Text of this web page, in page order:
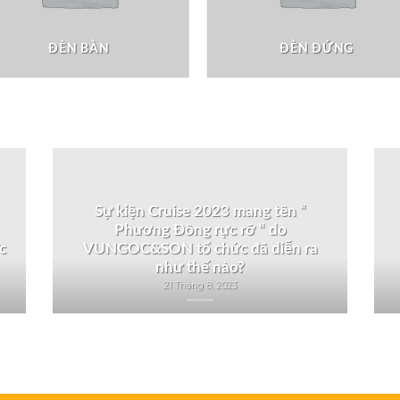
ĐÈN BÀN ĐÈN ĐỨNG
Sự kiện Cruise 2023 mang tên “
Phương Đông rực rỡ “ do
VUNGOC&SON tổ chức đã diễn ra
như thế nào?
21 Tháng 8, 2023